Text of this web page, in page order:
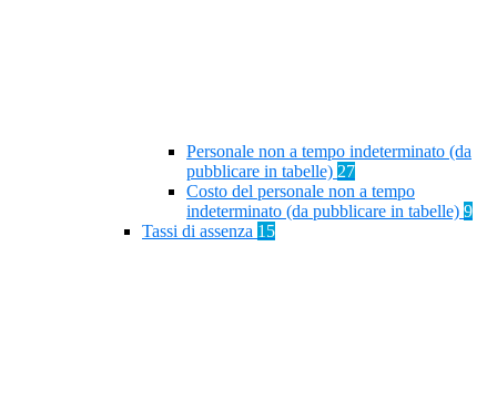
Personale non a tempo indeterminato (da
pubblicare in tabelle) 27
Costo del personale non a tempo
indeterminato (da pubblicare in tabelle) 9
Tassi di assenza 15